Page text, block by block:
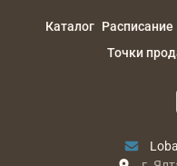
Каталог Расписание
Точки